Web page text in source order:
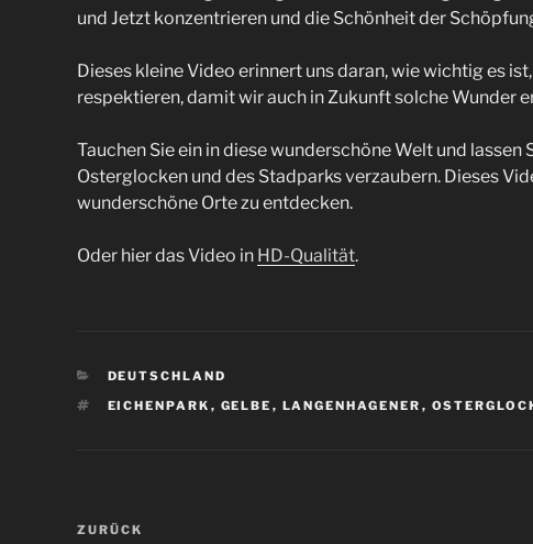
und Jetzt konzentrieren und die Schönheit der
Dieses kleine Video erinnert uns daran, wie wichtig es
respektieren, damit wir auch in Zukunft solche Wunder
Tauchen Sie ein in diese wunderschöne Welt und lassen
Osterglocken und des Stadparks verzaubern. Dieses
wunderschöne Orte zu entdecken.
Oder hier das Video in HD-Qualität.
KATEGORIEN
DEUTSCHLAND
SCHLAGWÖRTER
EICHENPARK , GELBE , LANGENHAGENER ,
Beitragsnavigation
Vorheriger
ZURÜCK